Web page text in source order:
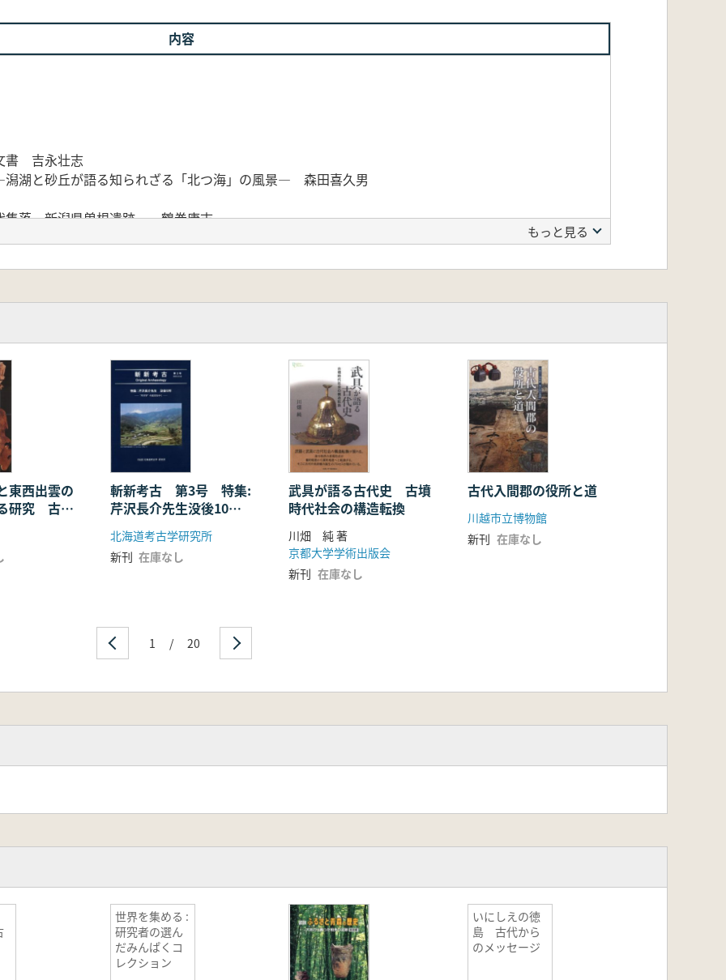
内容
書 吉永壮志
と砂丘が語る知られざる「北つ海」の風景― 森田喜久男
落―新潟県曽根遺跡― 鶴巻康志
水上交通 多久田友秀
光景―
もっと見る
東西出雲の
研究 古墳
斬新考古 第3号 特集:
芹沢長介先生没後10
年 ”芹沢学”の底流を
ゆく
北海道考古学研究所
新刊 在庫なし
武具が語る古代史 古墳
時代社会の構造転換
川畑 純 著
京都大学学術出版会
新刊 在庫なし
古代入間郡の役所と道
川越市立博物館
新刊 在庫なし
1 / 20
世界を集める :
研究者の選ん
だみんぱくコ
レクション
いにしえの徳
島 古代から
のメッセージ